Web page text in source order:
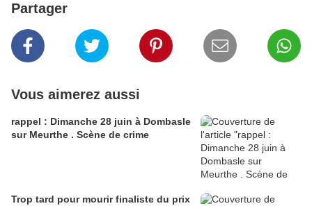
Partager
Vous aimerez aussi
rappel : Dimanche 28 juin à Dombasle
sur Meurthe . Scène de crime
Trop tard pour mourir finaliste du prix